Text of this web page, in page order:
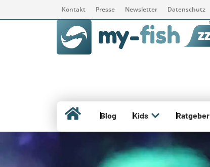
Kontakt Presse Newsletter Datenschutz
Blog Kids Ratgeber